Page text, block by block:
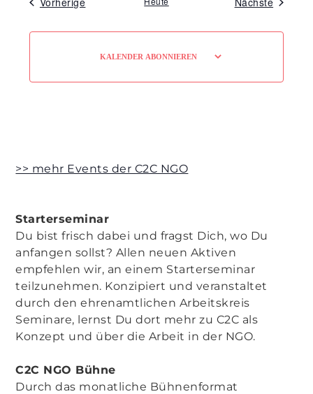
KALENDER ABONNIEREN
>> mehr Events der C2C NGO
Starterseminar
Du bist frisch dabei und fragst Dich, wo Du
anfangen sollst? Allen neuen Aktiven
empfehlen wir, an einem Starterseminar
teilzunehmen. Konzipiert und veranstaltet
durch den ehrenamtlichen Arbeitskreis
Seminare, lernst Du dort mehr zu C2C als
Konzept und über die Arbeit in der NGO.
C2C NGO Bühne
Durch das monatliche Bühnenformat